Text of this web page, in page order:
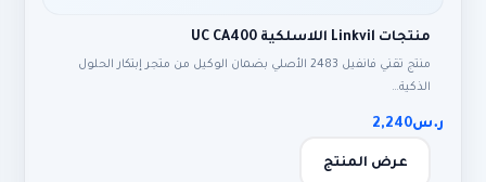
منتجات Linkvil اللاسلكية UC CA400
منتج تقني فانفيل 2483 الأصلي بضمان الوكيل من متجر إبتكار الحلول
الذكية…
ر.س2,240
عرض المنتج